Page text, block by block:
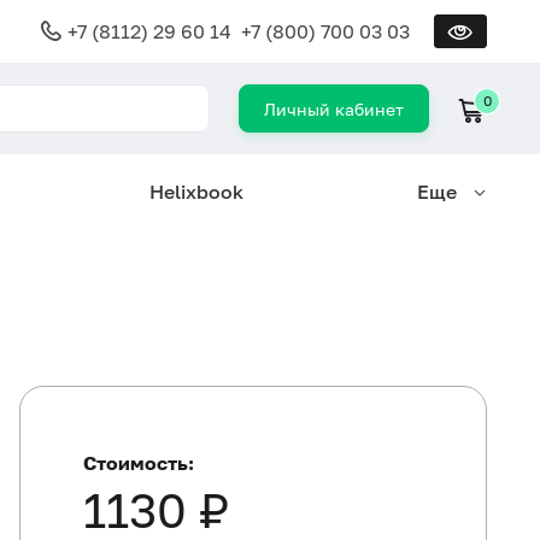
+7 (8112) 29 60 14 +7 (800) 700 03 03
Личный кабинет 0
Helixbook Еще
Стоимость:
1130 ₽